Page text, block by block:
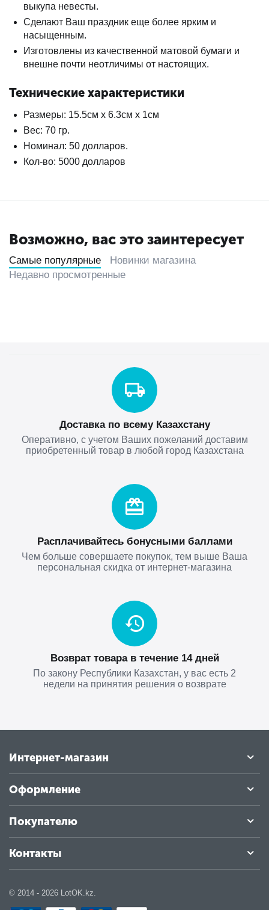
выкупа невесты.
Сделают Ваш праздник еще более ярким и
насыщенным.
Изготовлены из качественной матовой бумаги и
внешне почти неотличимы от настоящих.
Технические характеристики
Размеры: 15.5см х 6.3см х 1см
Вес: 70 гр.
Номинал: 50 долларов.
Кол-во: 5000 долларов
Возможно, вас это заинтересует
Самые популярные
Новинки магазина
Недавно просмотренные
Доставка по всему Казахстану
Оперативно, с учетом Ваших пожеланий доставим
приобретенный товар в любой город Казахстана
Расплачивайтесь бонусными баллами
Чем больше совершаете покупок, тем выше Ваша
персональная скидка от интернет-магазина
Возврат товара в течение 14 дней
По закону Республики Казахстан, у вас есть 2
недели на принятия решения о возврате
Интернет-магазин
Оформление
Покупателю
Контакты
© 2014 - 2026 LotOK.kz.